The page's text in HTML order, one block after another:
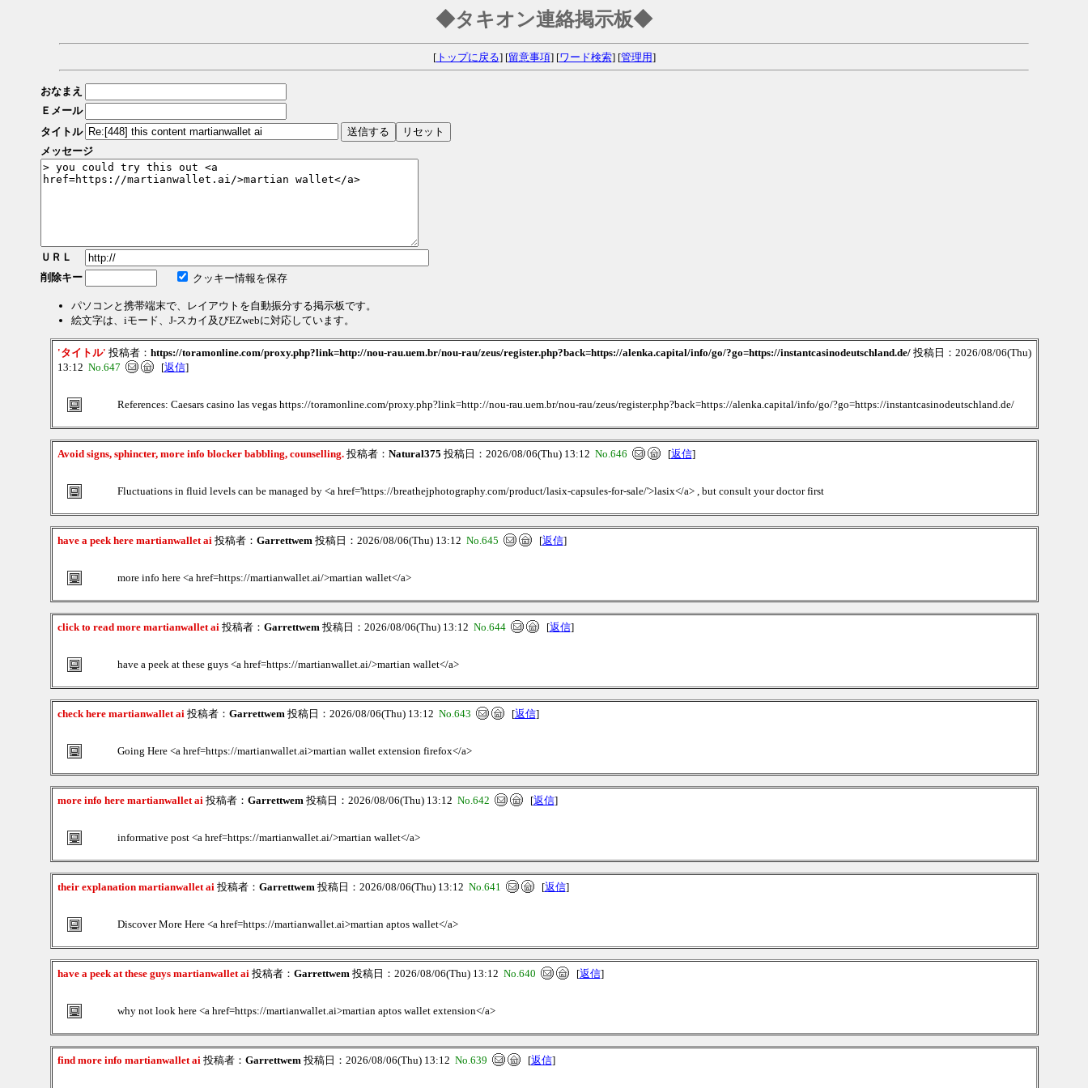
◆タキオン連絡掲示板◆
[トップに戻る] [留意事項] [ワード検索] [管理用]
おなまえ
Ｅメール
タイトル
メッセージ
ＵＲＬ
削除キー
クッキー情報を保存
パソコンと携帯端末で、レイアウトを自動振分する掲示板です。
絵文字は、iモード、J-スカイ及びEZwebに対応しています。
'タイトル' 投稿者： https://toramonline.com/proxy.php?link=http://nou-rau.uem.br/nou-rau/zeus/register.php?back=https://alenka.capital/info/go/?go=https://instantcasinodeutschland.de/投稿日：2026/08/06(Thu)
13:12 No.647 [返信]
References: Caesars casino las vegas https://toramonline.com/proxy.php?link=http://nou-rau.uem.br/nou-rau/zeus/register.php?back=https://alenka.capital/info/go/?go=https://instantcasinodeutschland.de/
Avoid signs, sphincter, more info blocker babbling, counselling. 投稿者： Natural375 投稿日：2026/08/06(Thu) 13:12 No.646 [返信]
Fluctuations in fluid levels can be managed by <a href='https://breathejphotography.com/product/lasix-capsules-for-sale/'>lasix</a> , but consult your doctor first
have a peek here martianwallet ai投稿者： Garrettwem投稿日：2026/08/06(Thu) 13:12 No.645 [返信]
more info here <a href=https://martianwallet.ai/>martian wallet</a>
click to read more martianwallet ai投稿者： Garrettwem投稿日：2026/08/06(Thu) 13:12 No.644 [返信]
have a peek at these guys <a href=https://martianwallet.ai/>martian wallet</a>
check here martianwallet ai投稿者： Garrettwem投稿日：2026/08/06(Thu) 13:12 No.643 [返信]
Going Here <a href=https://martianwallet.ai>martian wallet extension firefox</a>
more info here martianwallet ai投稿者： Garrettwem投稿日：2026/08/06(Thu) 13:12 No.642 [返信]
informative post <a href=https://martianwallet.ai/>martian wallet</a>
their explanation martianwallet ai投稿者： Garrettwem投稿日：2026/08/06(Thu) 13:12 No.641 [返信]
Discover More Here <a href=https://martianwallet.ai>martian aptos wallet</a>
have a peek at these guys martianwallet ai投稿者： Garrettwem投稿日：2026/08/06(Thu) 13:12 No.640 [返信]
why not look here <a href=https://martianwallet.ai>martian aptos wallet extension</a>
find more info martianwallet ai投稿者： Garrettwem投稿日：2026/08/06(Thu) 13:12 No.639 [返信]